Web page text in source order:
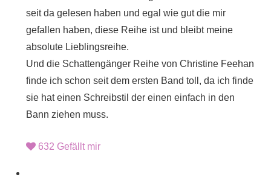
seit da gelesen haben und egal wie gut die mir
gefallen haben, diese Reihe ist und bleibt meine
absolute Lieblingsreihe.
Und die Schattengänger Reihe von Christine Feehan
finde ich schon seit dem ersten Band toll, da ich finde
sie hat einen Schreibstil der einen einfach in den
Bann ziehen muss.
632 Gefällt mir